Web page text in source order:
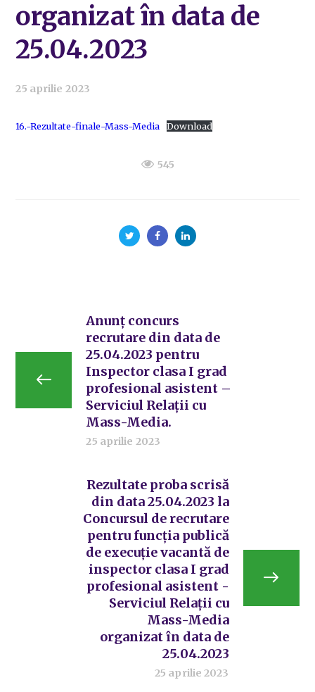
organizat în data de
25.04.2023
25 aprilie 2023
16.-Rezultate-finale-Mass-Media Download
545
Anunț concurs
recrutare din data de
25.04.2023 pentru
Inspector clasa I grad
profesional asistent –
Serviciul Relații cu
Mass-Media.
25 aprilie 2023
Rezultate proba scrisă
din data 25.04.2023 la
Concursul de recrutare
pentru funcția publică
de execuție vacantă de
inspector clasa I grad
profesional asistent -
Serviciul Relații cu
Mass-Media
organizat în data de
25.04.2023
25 aprilie 2023